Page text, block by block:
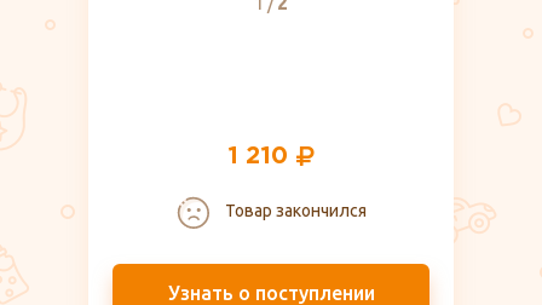
1 210
Товар закончился
Узнать о поступлении